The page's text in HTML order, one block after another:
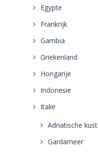
Egypte
Frankrijk
Gambia
Griekenland
Hongarije
Indonesie
Italie
Adriatische kust
Gardameer